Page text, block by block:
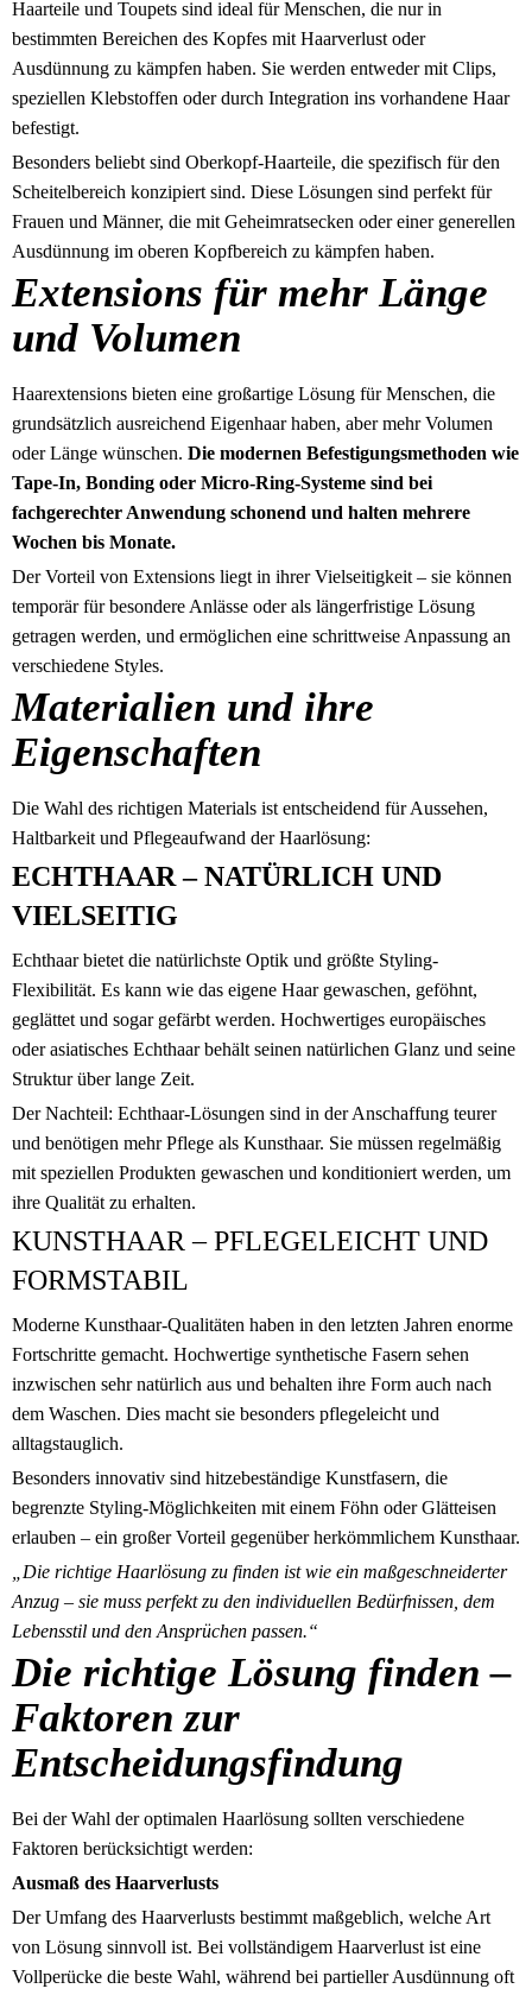
Haarteile und Toupets sind ideal für Menschen, die nur in
bestimmten Bereichen des Kopfes mit Haarverlust oder
Ausdünnung zu kämpfen haben. Sie werden entweder mit Clips,
speziellen Klebstoffen oder durch Integration ins vorhandene Haar
befestigt.
Besonders beliebt sind Oberkopf-Haarteile, die spezifisch für den
Scheitelbereich konzipiert sind. Diese Lösungen sind perfekt für
Frauen und Männer, die mit Geheimratsecken oder einer generellen
Ausdünnung im oberen Kopfbereich zu kämpfen haben.
Extensions für mehr Länge
und Volumen
Haarextensions bieten eine großartige Lösung für Menschen, die
grundsätzlich ausreichend Eigenhaar haben, aber mehr Volumen
oder Länge wünschen. Die modernen Befestigungsmethoden wie
Tape-In, Bonding oder Micro-Ring-Systeme sind bei
fachgerechter Anwendung schonend und halten mehrere
Wochen bis Monate.
Der Vorteil von Extensions liegt in ihrer Vielseitigkeit – sie können
temporär für besondere Anlässe oder als längerfristige Lösung
getragen werden, und ermöglichen eine schrittweise Anpassung an
verschiedene Styles.
Materialien und ihre
Eigenschaften
Die Wahl des richtigen Materials ist entscheidend für Aussehen,
Haltbarkeit und Pflegeaufwand der Haarlösung:
ECHTHAAR – NATÜRLICH UND
VIELSEITIG
Echthaar bietet die natürlichste Optik und größte Styling-
Flexibilität. Es kann wie das eigene Haar gewaschen, geföhnt,
geglättet und sogar gefärbt werden. Hochwertiges europäisches
oder asiatisches Echthaar behält seinen natürlichen Glanz und seine
Struktur über lange Zeit.
Der Nachteil: Echthaar-Lösungen sind in der Anschaffung teurer
und benötigen mehr Pflege als Kunsthaar. Sie müssen regelmäßig
mit speziellen Produkten gewaschen und konditioniert werden, um
ihre Qualität zu erhalten.
KUNSTHAAR – PFLEGELEICHT UND
FORMSTABIL
Moderne Kunsthaar-Qualitäten haben in den letzten Jahren enorme
Fortschritte gemacht. Hochwertige synthetische Fasern sehen
inzwischen sehr natürlich aus und behalten ihre Form auch nach
dem Waschen. Dies macht sie besonders pflegeleicht und
alltagstauglich.
Besonders innovativ sind hitzebeständige Kunstfasern, die
begrenzte Styling-Möglichkeiten mit einem Föhn oder Glätteisen
erlauben – ein großer Vorteil gegenüber herkömmlichem Kunsthaar.
„Die richtige Haarlösung zu finden ist wie ein maßgeschneiderter
Anzug – sie muss perfekt zu den individuellen Bedürfnissen, dem
Lebensstil und den Ansprüchen passen.“
Die richtige Lösung finden –
Faktoren zur
Entscheidungsfindung
Bei der Wahl der optimalen Haarlösung sollten verschiedene
Faktoren berücksichtigt werden:
Ausmaß des Haarverlusts
Der Umfang des Haarverlusts bestimmt maßgeblich, welche Art
von Lösung sinnvoll ist. Bei vollständigem Haarverlust ist eine
Vollperücke die beste Wahl, während bei partieller Ausdünnung oft